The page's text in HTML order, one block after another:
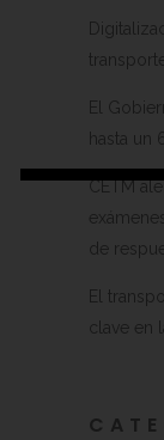
El
hasta un
CETM
de
El
clave en